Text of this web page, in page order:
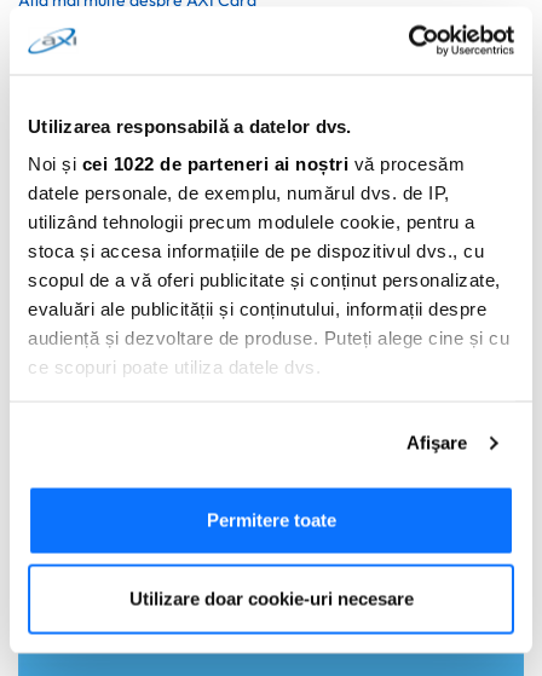
Utilizarea responsabilă a datelor dvs.
Noi și cei 1022 de parteneri ai noștri vă procesăm
datele personale, de exemplu, numărul dvs. de IP,
utilizând tehnologii precum modulele cookie, pentru a
stoca și accesa informațiile de pe dispozitivul dvs., cu
scopul de a vă oferi publicitate și conținut personalizate,
evaluări ale publicității și conținutului, informații despre
audiență și dezvoltare de produse. Puteți alege cine și cu
ce scopuri poate utiliza datele dvs.
Să colectăm informațiile cu privire la locația dvs.
geografică cu o exactitate de până la câțiva metri
Să vă identificăm dispozitivul scanândul-l în mod
dvs. personale și configurați-vă preferințele la
cu detalii. Vă puteți modifica sau retrage oricând acordul
Afişare
Permitere toate
Utilizare doar cookie-uri necesare
Adauga Comentariu